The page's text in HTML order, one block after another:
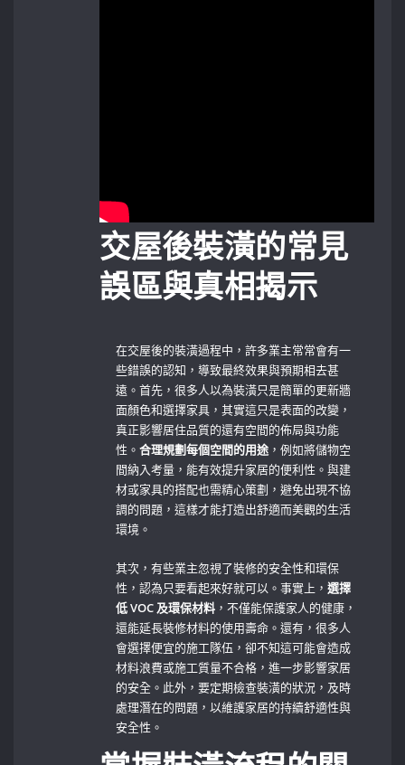
交屋後裝潢的常見
誤區與真相揭示
在交屋後的裝潢過程中，許多業主常常會有一
些錯誤的認知，導致最終效果與預期相去甚
遠。首先，很多人以為裝潢只是簡單的更新牆
面顏色和選擇家具，其實這只是表面的改變，
真正影響居住品質的還有空間的佈局與功能
性。 合理規劃每個空間的用途 ，例如將儲物空
間納入考量，能有效提升家居的便利性。與建
材或家具的搭配也需精心策劃，避免出現不協
調的問題，這樣才能打造出舒適而美觀的生活
環境。
其次，有些業主忽視了裝修的安全性和環保
性，認為只要看起來好就可以。事實上， 選擇
低 VOC 及環保材料 ，不僅能保護家人的健康，
還能延長裝修材料的使用壽命。還有，很多人
會選擇便宜的施工隊伍，卻不知這可能會造成
材料浪費或施工質量不合格，進一步影響家居
的安全。此外，要定期檢查裝潢的狀況，及時
處理潛在的問題，以維護家居的持續舒適性與
安全性。